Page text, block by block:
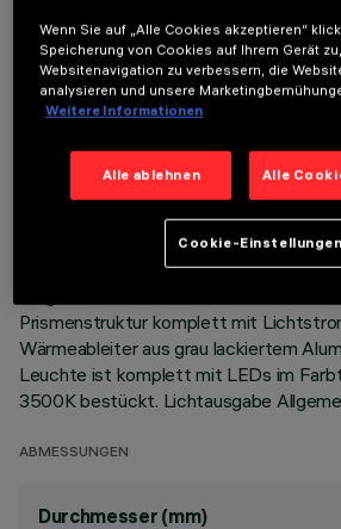
TECHNISCHE DATEN
BESCHREIBUNG
Festinstallierte Rundleuchte für den
Lichtquellen mit CoB-Technologie.
Prismenstruktur komplett mit
Wärmeableiter aus grau lackiertem
Leuchte ist komplett mit LEDs im
3500K bestückt. Lichtausgabe
ABMESSUNGEN
Durchmesser (mm)
Wenn Sie auf „Alle Cookies akzeptieren“
Speicherung von Cookies auf Ihrem Gerät
Websitenavigation zu verbessern, die
analysieren und unsere
Weitere Informationen
Alle ablehnen Alle
Cookie-Einstellungen